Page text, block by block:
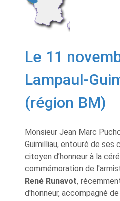
Le 11
Lampaul-
(région BM)
Monsieur Jean Marc
Guimilliau, entouré de ses
citoyen d’honneur à la
commémoration de
René Runavot,
d'honneur, accompagné